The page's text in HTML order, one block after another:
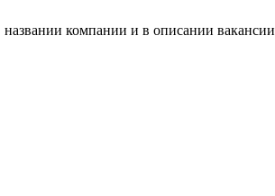
компании и в описании вакансии